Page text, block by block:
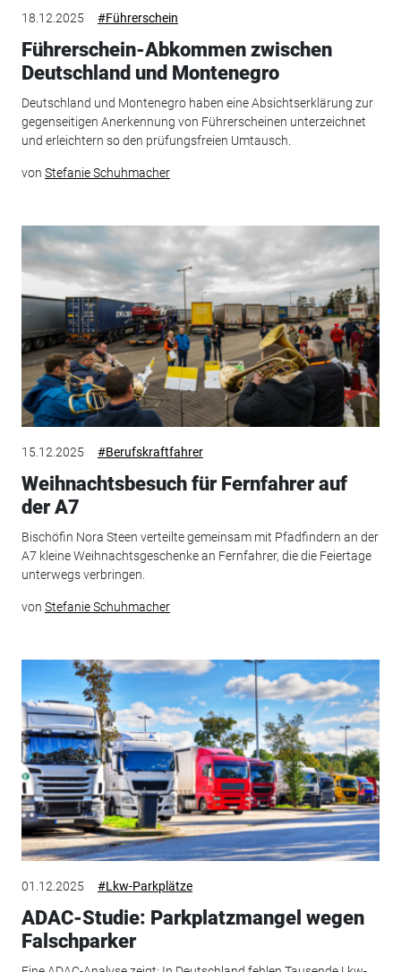
18.12.2025 #Führerschein
Führerschein-Abkommen zwischen
Deutschland und Montenegro
Deutschland und Montenegro haben eine Absichtserklärung zur
gegenseitigen Anerkennung von Führerscheinen unterzeichnet
und erleichtern so den prüfungsfreien Umtausch.
von Stefanie Schuhmacher
15.12.2025 #Berufskraftfahrer
Weihnachtsbesuch für Fernfahrer auf
der A7
Bischöfin Nora Steen verteilte gemeinsam mit Pfadfindern an der
A7 kleine Weihnachtsgeschenke an Fernfahrer, die die Feiertage
unterwegs verbringen.
von Stefanie Schuhmacher
01.12.2025 #Lkw-Parkplätze
ADAC-Studie: Parkplatzmangel wegen
Falschparker